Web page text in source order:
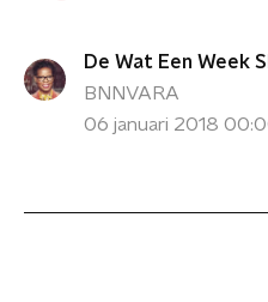
De Wat Een Week
BNNVARA
06 januari 2018